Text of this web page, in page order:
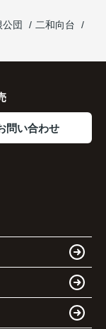
公団
二和向台
問い合わせ